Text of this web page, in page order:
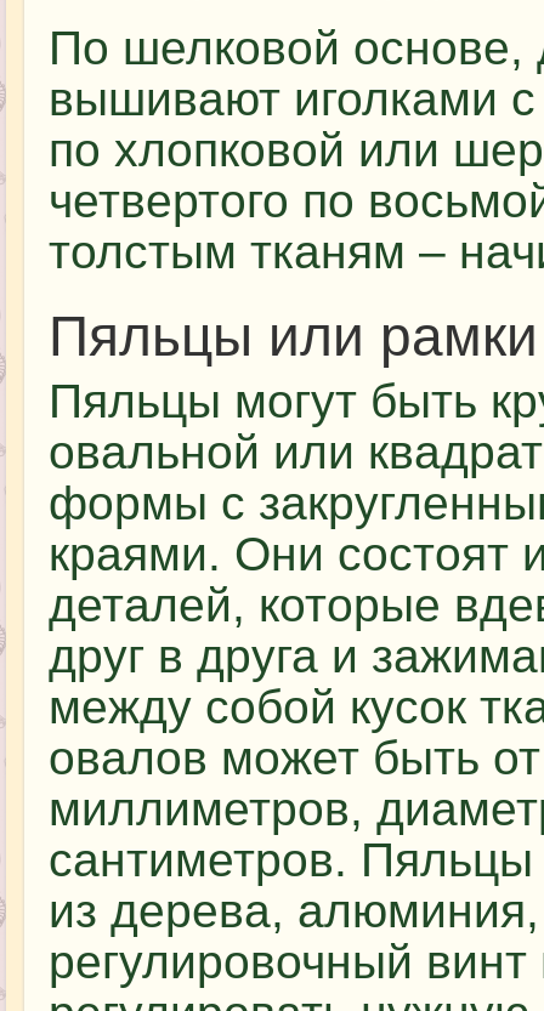
По шелковой основе,
вышивают иголками
по хлопковой или
четвертого по
толстым тканям –
Пяльцы или
Пяльцы могут быть
овальной или
формы с
краями. Они состоят
деталей, которые
друг в друга и
между собой кусок
овалов может быть
миллиметров,
сантиметров. Пяльцы
из дерева,
регулировочный